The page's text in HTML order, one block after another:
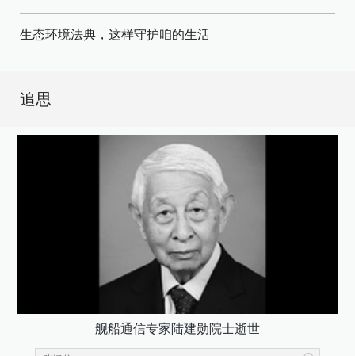
生态环境法典，这样守护咱的生活
追思
舰船通信专家陆建勋院士逝世